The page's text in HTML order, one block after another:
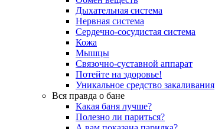
Дыхательная система
Нервная система
Сердечно-сосудистая система
Кожа
Мышцы
Связочно-суставной аппарат
Потейте на здоровье!
Уникальное средство закаливания
Вся правда о бане
Какая баня лучше?
Полезно ли париться?